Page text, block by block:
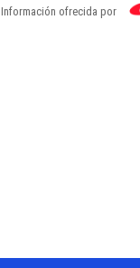
Información ofrecida por